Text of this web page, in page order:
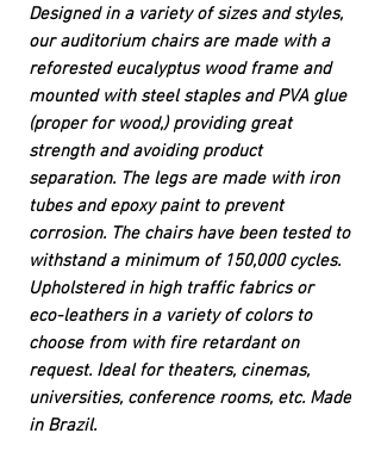
Designed in a variety of sizes and styles,
our auditorium chairs are made with a
reforested eucalyptus wood frame and
mounted with steel staples and PVA glue
(proper for wood,) providing great
strength and avoiding product
separation. The legs are made with iron
tubes and epoxy paint to prevent
corrosion. The chairs have been tested to
withstand a minimum of 150,000 cycles.
Upholstered in high traffic fabrics or
eco-leathers in a variety of colors to
choose from with fire retardant on
request. Ideal for theaters, cinemas,
universities, conference rooms, etc. Made
in Brazil.